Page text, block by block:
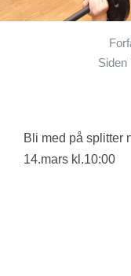
Siden
Bli med på splitter
14.mars kl.10:00